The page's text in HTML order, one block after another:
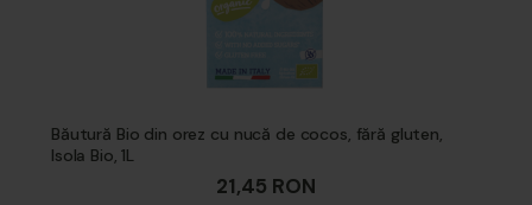
Băutură Bio din orez cu nucă de cocos, fără gluten,
Isola Bio, 1L
21,45 RON